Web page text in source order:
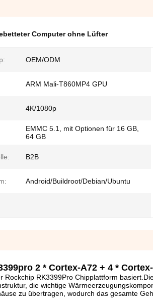
Computer ohne Lüfter
OEM/ODM
ARM Mali-T860MP4 GPU
4K/1080p
EMMC 5.1, mit Optionen für 16 GB,
64 GB
B2B
Android/Buildroot/Debian/Ubuntu
2 * Cortex-A72 + 4 *
RK3399Pro Chipplattform
die wichtige
zu übertragen, wodurch das gesamte